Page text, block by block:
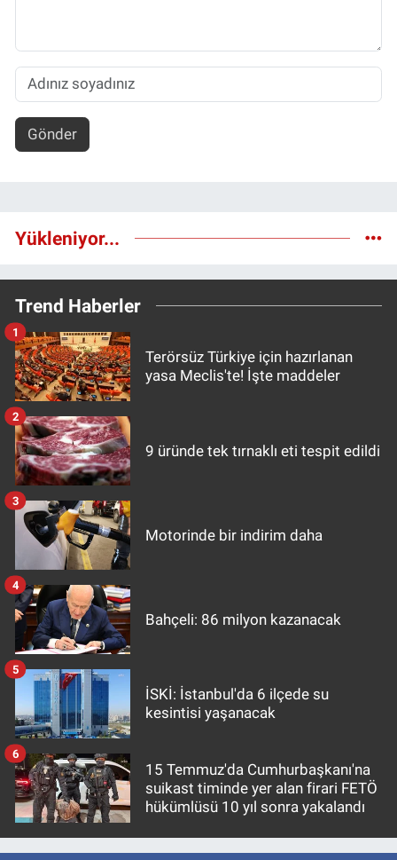
Gönder
Yükleniyor...
Trend Haberler
Terörsüz Türkiye için hazırlanan
yasa Meclis'te! İşte maddeler
1
9 üründe tek tırnaklı eti tespit edildi
2
Motorinde bir indirim daha
3
Bahçeli: 86 milyon kazanacak
4
İSKİ: İstanbul'da 6 ilçede su
kesintisi yaşanacak
5
15 Temmuz'da Cumhurbaşkanı'na
suikast timinde yer alan firari FETÖ
hükümlüsü 10 yıl sonra yakalandı
6